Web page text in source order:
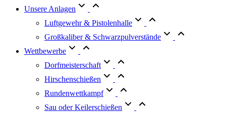
Unsere Anlagen
Luftgewehr & Pistolenhalle
Großkaliber & Schwarzpulverstände
Wettbewerbe
Dorfmeisterschaft
Hirschenschießen
Rundenwettkampf
Sau oder Keilerschießen